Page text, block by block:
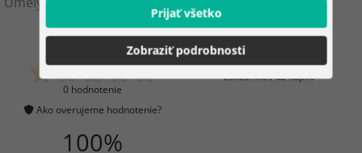
0
0 hodnotenie
Ako overujeme hodnotenie?
5
zákazníkov už kúpilo
100%
Prijať všetko
Zobraziť podrobnosti